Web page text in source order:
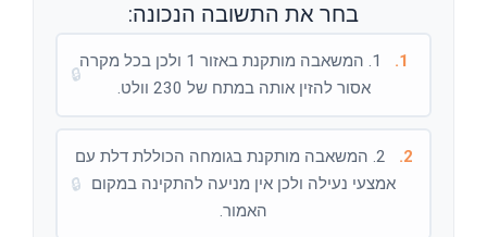
בחר את התשובה הנכונה:
1.
1. המשאבה מותקנת באזור 1 ולכן בכל מקרה
אסור להזין אותה במתח של 230 וולט.
🔒
2.
2. המשאבה מותקנת בגומחה הכוללת דלת עם
אמצעי נעילה ולכן אין מניעה להתקינה במקום
האמור.
🔒